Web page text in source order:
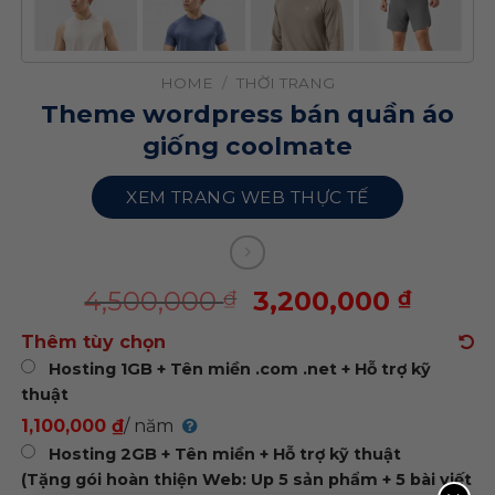
HOME / THỜI TRANG
Theme wordpress bán quần áo
giống coolmate
XEM TRANG WEB THỰC TẾ
4,500,000₫ 3,200,000 ₫
Thêm tùy chọn
Hosting 1GB + Tên miền .com .net + Hỗ trợ kỹ
thuật
1,100,000 ₫/ năm
Hosting 2GB + Tên miền + Hỗ trợ kỹ thuật
(Tặng gói hoàn thiện Web: Up 5 sản phẩm + 5 bài viết